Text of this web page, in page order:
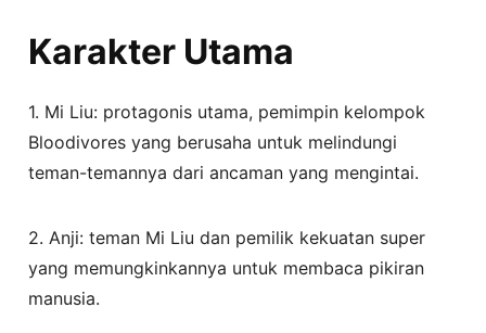
Karakter Utama
1. Mi Liu: protagonis utama, pemimpin kelompok
Bloodivores yang berusaha untuk melindungi
teman-temannya dari ancaman yang mengintai.
2. Anji: teman Mi Liu dan pemilik kekuatan super
yang memungkinkannya untuk membaca pikiran
manusia.